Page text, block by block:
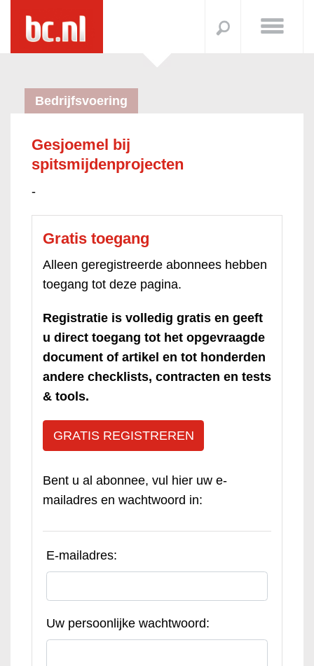
Bedrijfsvoering
Gesjoemel bij
spitsmijdenprojecten
-
Gratis toegang
Alleen geregistreerde abonnees hebben
toegang tot deze pagina.
Registratie is volledig gratis en geeft
u direct toegang tot het opgevraagde
document of artikel en tot honderden
andere checklists, contracten en tests
& tools.
GRATIS REGISTREREN
Bent u al abonnee, vul hier uw e-
mailadres en wachtwoord in:
E-mailadres:
Uw persoonlijke wachtwoord: